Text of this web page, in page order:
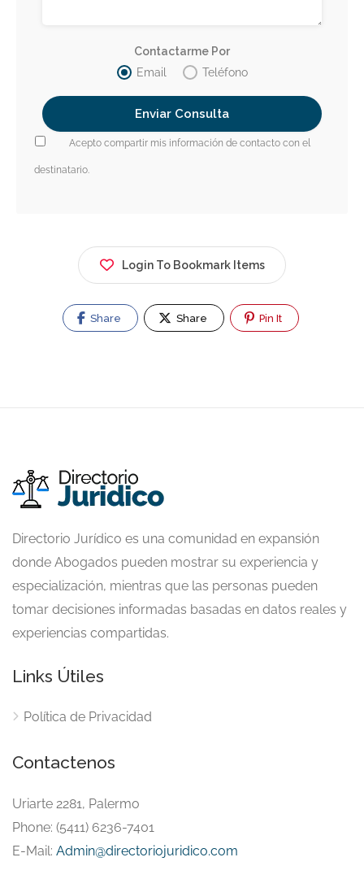
Contactarme Por
Email
Teléfono
Acepto compartir mis información de contacto con el
destinatario.
Login To Bookmark Items
Share Share Pin It
Directorio Jurídico es una comunidad en expansión
donde Abogados pueden mostrar su experiencia y
especialización, mientras que las personas pueden
tomar decisiones informadas basadas en datos reales y
experiencias compartidas.
Links Útiles
Política de Privacidad
Contactenos
Uriarte 2281, Palermo
Phone: (5411) 6236-7401
E-Mail: Admin@directoriojuridico.com